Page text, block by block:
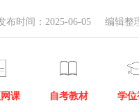
布时间：2025-06-05 编辑整
课 自考教材 学位